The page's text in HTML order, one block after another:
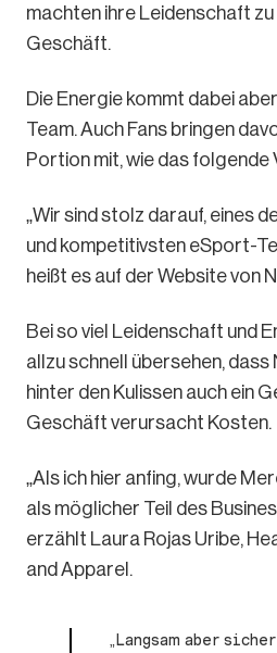
machten ihre Leidenschaft
Geschäft.
Die Energie kommt dabei
Team. Auch Fans bringen
Portion mit, wie das folgende
„Wir sind stolz darauf, eines
und kompetitivsten eSport-
heißt es auf der Website von
Bei so viel Leidenschaft und
allzu schnell übersehen, dass
hinter den Kulissen auch ein
Geschäft verursacht Kosten.
„Als ich hier anfing, wurde
als möglicher Teil des
erzählt Laura Rojas Uribe,
and Apparel.
„Langsam aber